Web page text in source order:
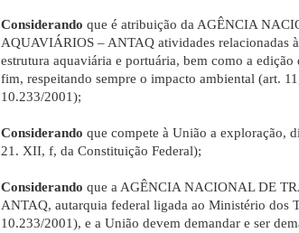
Considerando que é atribuição da AGÊNCIA
AQUAVIÁRIOS – ANTAQ atividades relacionadas
estrutura aquaviária e portuária, bem como a edição
fim, respeitando sempre o impacto ambiental (art.
10.233/2001);
Considerando que compete à União a exploração,
21. XII, f, da Constituição Federal);
Considerando que a AGÊNCIA NACIONAL DE
ANTAQ, autarquia federal ligada ao Ministério dos
10.233/2001), e a União devem demandar e ser